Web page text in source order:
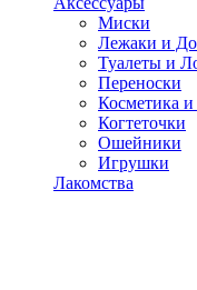
Миски
Лежаки и
Туалеты и
Переноски
Косметика и
Когтеточки
Ошейники
Игрушки
Лакомства